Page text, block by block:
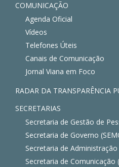
COMUNICAÇÃO
Agenda Oficial
Vídeos
Telefones Úteis
Canais de Comunicação
Jornal Viana em Foco
RADAR DA TRANSPARÊNCIA
SECRETARIAS
Secretaria de Gestão de
Secretaria de Governo
Secretaria de
Secretaria de Comunicação